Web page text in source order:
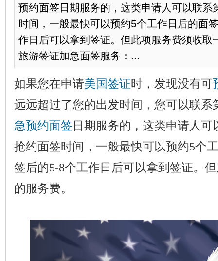
预约面签日期服务的，这类申请人可以联系
时间，一般最快可以预约5个工作日后的面
作日后可以拿到签证。但此项服务费须收取
旅游签证加急面签服务：...
如果您在申请美国签证时，发现没有可
远远超过了您的出发时间，您可以联系
急预约面签日期服务的，这类申请人
抢约面签时间，一般最快可以预约5个
签后的5-8个工作日后可以拿到签证。
的服务费。